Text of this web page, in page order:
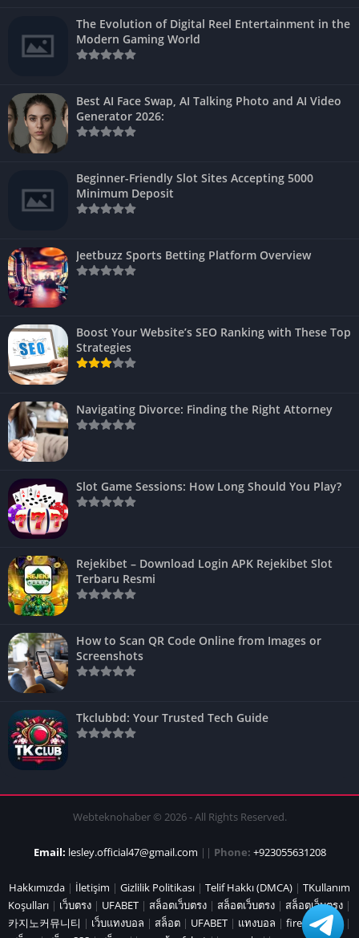
The Evolution of Digital Reel Entertainment in the
Modern Gaming World
Best AI Face Swap, AI Talking Photo and AI Video
Generator 2026:
Beginner-Friendly Slot Sites Accepting 5000
Minimum Deposit
Jeetbuzz Sports Betting Platform Overview
Boost Your Website’s SEO Ranking with These Top
Strategies
Navigating Divorce: Finding the Right Attorney
Slot Game Sessions: How Long Should You Play?
Rejekibet – Download Login APK Rejekibet Slot
Terbaru Resmi
How to Scan QR Code Online from Images or
Screenshots
Tkclubbd: Your Trusted Tech Guide
Webteknohaber © 2026 - All Rights Reserved.
Email: lesley.official47@gmail.com || Phone: +923055631208
Hakkımızda | İletişim | Gizlilik Politikası | Telif Hakkı (DMCA) | TKullanım
Koşulları | เว็บตรง | UFABET | สล็อตเว็บตรง | สล็อตเว็บตรง | สล็อตเว็บตรง |
카지노커뮤니티 | เว็บแทงบอล | สล็อต | UFABET | แทงบอล | fire marshal|